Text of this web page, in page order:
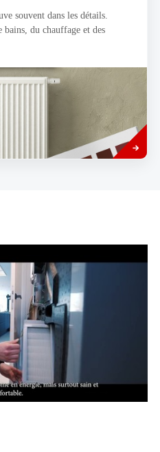
souvent dans les détails.
bains, du chauffage et des
Savoir
plus